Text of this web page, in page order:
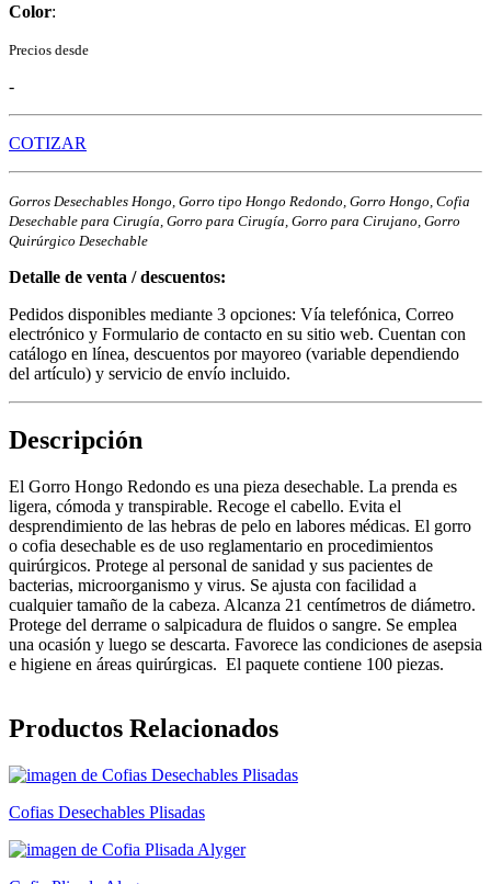
Color:
Precios desde
-
COTIZAR
Gorros Desechables Hongo, Gorro tipo Hongo Redondo, Gorro Hongo, Cofia
Desechable para Cirugía, Gorro para Cirugía, Gorro para Cirujano, Gorro
Quirúrgico Desechable
Detalle de venta / descuentos:
Pedidos disponibles mediante 3 opciones: Vía telefónica, Correo
electrónico y Formulario de contacto en su sitio web. Cuentan con
catálogo en línea, descuentos por mayoreo (variable dependiendo
del artículo) y servicio de envío incluido.
Descripción
El Gorro Hongo Redondo es una pieza desechable. La prenda es
ligera, cómoda y transpirable. Recoge el cabello. Evita el
desprendimiento de las hebras de pelo en labores médicas. El gorro
o cofia desechable es de uso reglamentario en procedimientos
quirúrgicos. Protege al personal de sanidad y sus pacientes de
bacterias, microorganismo y virus. Se ajusta con facilidad a
cualquier tamaño de la cabeza. Alcanza 21 centímetros de diámetro.
Protege del derrame o salpicadura de fluidos o sangre. Se emplea
una ocasión y luego se descarta. Favorece las condiciones de asepsia
e higiene en áreas quirúrgicas. El paquete contiene 100 piezas.
Productos Relacionados
Cofias Desechables Plisadas